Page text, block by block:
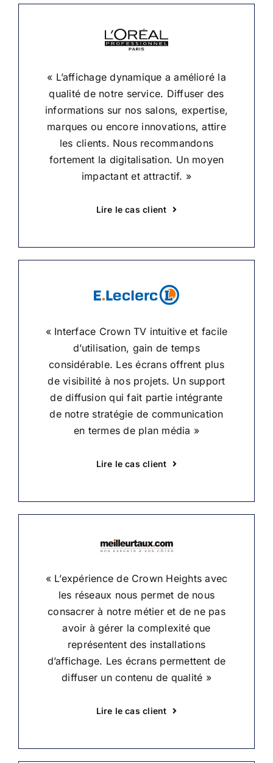
« L’affichage dynamique a amélioré la
qualité de notre service. Diffuser des
informations sur nos salons, expertise,
marques ou encore innovations, attire
les clients. Nous recommandons
fortement la digitalisation. Un moyen
impactant et attractif. »
Lire le cas client
« Interface Crown TV intuitive et facile
d’utilisation, gain de temps
considérable. Les écrans offrent plus
de visibilité à nos projets. Un support
de diffusion qui fait partie intégrante
de notre stratégie de communication
en termes de plan média »
Lire le cas client
« L’expérience de Crown Heights avec
les réseaux nous permet de nous
consacrer à notre métier et de ne pas
avoir à gérer la complexité que
représentent des installations
d’affichage. Les écrans permettent de
diffuser un contenu de qualité »
Lire le cas client